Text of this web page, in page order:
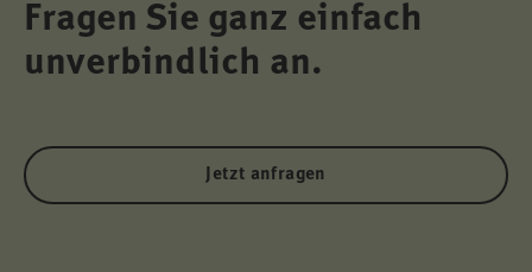
Fragen Sie ganz einfach
unverbindlich an.
Jetzt anfragen